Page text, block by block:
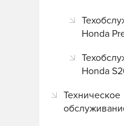
Honda
Honda
Техническое